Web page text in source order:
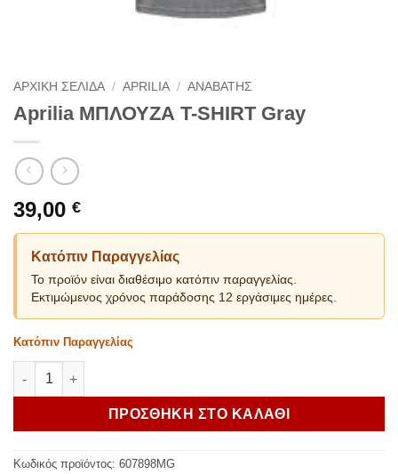
ΑΡΧΙΚΗ ΣΕΛΙΔΑ / APRILIA / ΑΝΑΒΑΤΗΣ
Aprilia ΜΠΛΟΥΖΑ T-SHIRT Gray
39,00 €
Κατόπιν Παραγγελίας
Το προϊόν είναι διαθέσιμο κατόπιν παραγγελίας.
Εκτιμώμενος χρόνος παράδοσης 12 εργάσιμες ημέρες.
Κατόπιν Παραγγελίας
Aprilia ΜΠΛΟΥΖΑ T-SHIRT Gray ποσότητα
ΠΡΟΣΘΗΚΗ ΣΤΟ ΚΑΛΑΘΙ
Κωδικός προϊόντος: 607898MG